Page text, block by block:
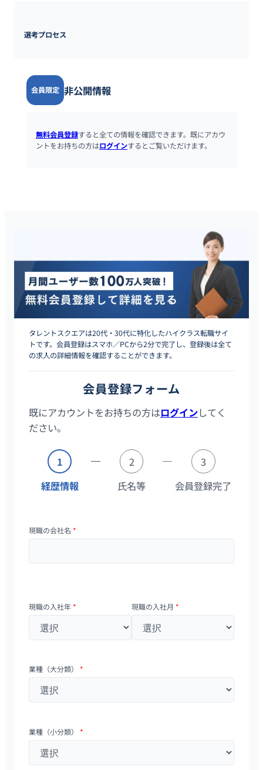
選考プロセス
会員限定 非公開情報
無料会員登録すると全ての情報を確認できます。既にアカウ
ントをお持ちの方はログインするとご覧いただけます。
タレントスクエアは20代・30代に特化したハイクラス転職サイ
トです。会員登録はスマホ／PCから2分で完了し、登録後は全て
の求人の詳細情報を確認することができます。
会員登録フォーム
既にアカウントをお持ちの方はログインしてく
ださい。
1
経歴情報
2
氏名等
3
会員登録完了
現職の会社名 *
現職の入社年 * 現職の入社月 *
業種（大分類） *
業種（小分類） *